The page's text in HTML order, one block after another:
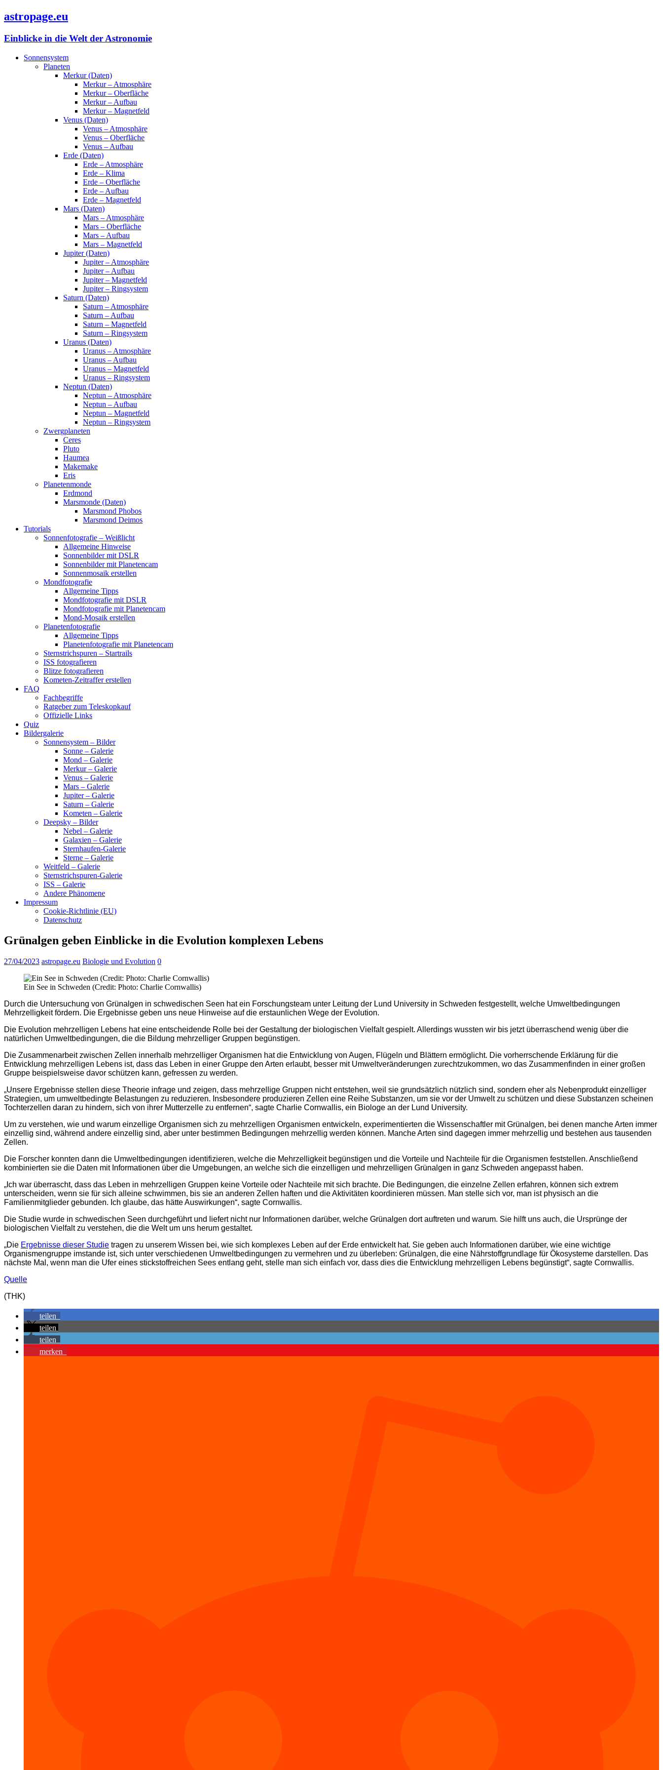
astropage.eu
Einblicke in die Welt der Astronomie
Sonnensystem
Planeten
Merkur (Daten)
Merkur – Atmosphäre
Merkur – Oberfläche
Merkur – Aufbau
Merkur – Magnetfeld
Venus (Daten)
Venus – Atmosphäre
Venus – Oberfläche
Venus – Aufbau
Erde (Daten)
Erde – Atmosphäre
Erde – Klima
Erde – Oberfläche
Erde – Aufbau
Erde – Magnetfeld
Mars (Daten)
Mars – Atmosphäre
Mars – Oberfläche
Mars – Aufbau
Mars – Magnetfeld
Jupiter (Daten)
Jupiter – Atmosphäre
Jupiter – Aufbau
Jupiter – Magnetfeld
Jupiter – Ringsystem
Saturn (Daten)
Saturn – Atmosphäre
Saturn – Aufbau
Saturn – Magnetfeld
Saturn – Ringsystem
Uranus (Daten)
Uranus – Atmosphäre
Uranus – Aufbau
Uranus – Magnetfeld
Uranus – Ringsystem
Neptun (Daten)
Neptun – Atmosphäre
Neptun – Aufbau
Neptun – Magnetfeld
Neptun – Ringsystem
Zwergplaneten
Ceres
Pluto
Haumea
Makemake
Eris
Planetenmonde
Erdmond
Marsmonde (Daten)
Marsmond Phobos
Marsmond Deimos
Tutorials
Sonnenfotografie – Weißlicht
Allgemeine Hinweise
Sonnenbilder mit DSLR
Sonnenbilder mit Planetencam
Sonnenmosaik erstellen
Mondfotografie
Allgemeine Tipps
Mondfotografie mit DSLR
Mondfotografie mit Planetencam
Mond-Mosaik erstellen
Planetenfotografie
Allgemeine Tipps
Planetenfotografie mit Planetencam
Sternstrichspuren – Startrails
ISS fotografieren
Blitze fotografieren
Kometen-Zeitraffer erstellen
FAQ
Fachbegriffe
Ratgeber zum Teleskopkauf
Offizielle Links
Quiz
Bildergalerie
Sonnensystem – Bilder
Sonne – Galerie
Mond – Galerie
Merkur – Galerie
Venus – Galerie
Mars – Galerie
Jupiter – Galerie
Saturn – Galerie
Kometen – Galerie
Deepsky – Bilder
Nebel – Galerie
Galaxien – Galerie
Sternhaufen-Galerie
Sterne – Galerie
Weitfeld – Galerie
Sternstrichspuren-Galerie
ISS – Galerie
Andere Phänomene
Impressum
Cookie-Richtlinie (EU)
Datenschutz
Grünalgen geben Einblicke in die Evolution komplexen Lebens
27/04/2023 astropage.eu Biologie und Evolution 0
Ein See in Schweden (Credit: Photo: Charlie Cornwallis)
Durch die Untersuchung von Grünalgen in schwedischen Seen hat ein Forschungsteam unter Leitung der Lund University in Schweden festgestellt, welche Umweltbedingungen
Mehrzelligkeit fördern. Die Ergebnisse geben uns neue Hinweise auf die erstaunlichen Wege der Evolution.
Die Evolution mehrzelligen Lebens hat eine entscheidende Rolle bei der Gestaltung der biologischen Vielfalt gespielt. Allerdings wussten wir bis jetzt überraschend wenig über die
natürlichen Umweltbedingungen, die die Bildung mehrzelliger Gruppen begünstigen.
Die Zusammenarbeit zwischen Zellen innerhalb mehrzelliger Organismen hat die Entwicklung von Augen, Flügeln und Blättern ermöglicht. Die vorherrschende Erklärung für die
Entwicklung mehrzelligen Lebens ist, dass das Leben in einer Gruppe den Arten erlaubt, besser mit Umweltveränderungen zurechtzukommen, wo das Zusammenfinden in einer großen
Gruppe beispielsweise davor schützen kann, gefressen zu werden.
„Unsere Ergebnisse stellen diese Theorie infrage und zeigen, dass mehrzellige Gruppen nicht entstehen, weil sie grundsätzlich nützlich sind, sondern eher als Nebenprodukt einzelliger
Strategien, um umweltbedingte Belastungen zu reduzieren. Insbesondere produzieren Zellen eine Reihe Substanzen, um sie vor der Umwelt zu schützen und diese Substanzen scheinen
Tochterzellen daran zu hindern, sich von ihrer Mutterzelle zu entfernen“, sagte Charlie Cornwallis, ein Biologe an der Lund University.
Um zu verstehen, wie und warum einzellige Organismen sich zu mehrzelligen Organismen entwickeln, experimentierten die Wissenschaftler mit Grünalgen, bei denen manche Arten immer
einzellig sind, während andere einzellig sind, aber unter bestimmen Bedingungen mehrzellig werden können. Manche Arten sind dagegen immer mehrzellig und bestehen aus tausenden
Zellen.
Die Forscher konnten dann die Umweltbedingungen identifizieren, welche die Mehrzelligkeit begünstigen und die Vorteile und Nachteile für die Organismen feststellen. Anschließend
kombinierten sie die Daten mit Informationen über die Umgebungen, an welche sich die einzelligen und mehrzelligen Grünalgen in ganz Schweden angepasst haben.
„Ich war überrascht, dass das Leben in mehrzelligen Gruppen keine Vorteile oder Nachteile mit sich brachte. Die Bedingungen, die einzelne Zellen erfahren, können sich extrem
unterscheiden, wenn sie für sich alleine schwimmen, bis sie an anderen Zellen haften und die Aktivitäten koordinieren müssen. Man stelle sich vor, man ist physisch an die
Familienmitglieder gebunden. Ich glaube, das hätte Auswirkungen“, sagte Cornwallis.
Die Studie wurde in schwedischen Seen durchgeführt und liefert nicht nur Informationen darüber, welche Grünalgen dort auftreten und warum. Sie hilft uns auch, die Ursprünge der
biologischen Vielfalt zu verstehen, die die Welt um uns herum gestaltet.
„Die Ergebnisse dieser Studie tragen zu unserem Wissen bei, wie sich komplexes Leben auf der Erde entwickelt hat. Sie geben auch Informationen darüber, wie eine wichtige
Organismengruppe imstande ist, sich unter verschiedenen Umweltbedingungen zu vermehren und zu überleben: Grünalgen, die eine Nährstoffgrundlage für Ökosysteme darstellen. Das
nächste Mal, wenn man die Ufer eines stickstoffreichen Sees entlang geht, stelle man sich einfach vor, dass dies die Entwicklung mehrzelligen Lebens begünstigt“, sagte Cornwallis.
Quelle
(THK)
teilen
teilen
teilen
merken